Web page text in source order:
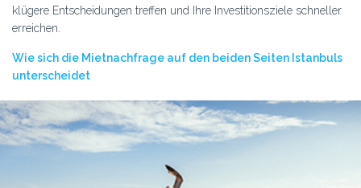
klügere Entscheidungen treffen und Ihre Investitionsziele schneller
erreichen.
Wie sich die Mietnachfrage auf den beiden Seiten Istanbuls
unterscheidet